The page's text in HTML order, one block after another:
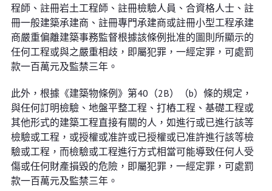
程師、註冊岩土工程師、註冊檢驗人員、合資格人士、註
冊一般建築承建商、註冊專門承建商或註冊小型工程承建
商嚴重偏離建築事務監督根據該條例批准的圖則所顯示的
任何工程或與之嚴重相歧，即屬犯罪，一經定罪，可處罰
款一百萬元及監禁三年。
此外，根據《建築物條例》第40（2B）（b）條的規定，
與任何訂明檢驗、地盤平整工程、打樁工程、基礎工程或
其他形式的建築工程直接有關的人，如進行或已進行該等
檢驗或工程，或授權或准許或已授權或已准許進行該等檢
驗或工程，而檢驗或工程進行方式相當可能導致任何人受
傷或任何財產損毀的危險，即屬犯罪，一經定罪，可處罰
款一百萬元及監禁三年。